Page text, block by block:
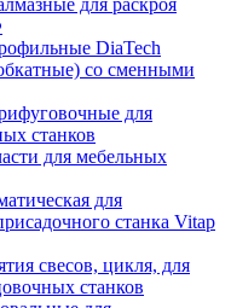
для раскроя
DiaTech
со сменными
для
станков
для мебельных
для
станка Vitap
свесов, цикля, для
станков